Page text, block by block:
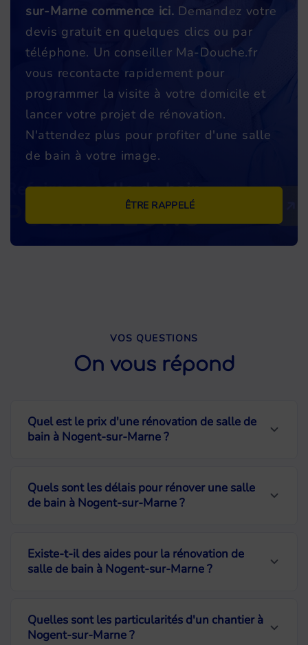
sur-Marne commence ici. Demandez votre
devis gratuit en quelques clics ou par
téléphone. Un conseiller Ma-Douche.fr
vous recontacte rapidement pour
programmer la visite à votre domicile et
lancer votre projet de rénovation.
N'attendez plus pour profiter d'une salle
de bain à votre image.
ÊTRE RAPPELÉ
VOS QUESTIONS
On vous répond
Quel est le prix d'une rénovation de salle de
bain à Nogent-sur-Marne ?
matériaux choisis et de l'ampleur des
travaux. Pour une rénovation complète
entre 5 000 et 15 000 € TTC. Nous
établissons un devis détaillé et
sans engagement de votre part.
Quels sont les délais pour rénover une salle
de bain à Nogent-sur-Marne ?
d'une salle de bain prend entre une et
deux semaines. La durée exacte dépend
à réaliser. Nous vous communiquons un
Existe-t-il des aides pour la rénovation de
salle de bain à Nogent-sur-Marne ?
coût de votre projet : TVA réduite à 10 %
Quelles sont les particularités d'un chantier à
Nogent-sur-Marne ?